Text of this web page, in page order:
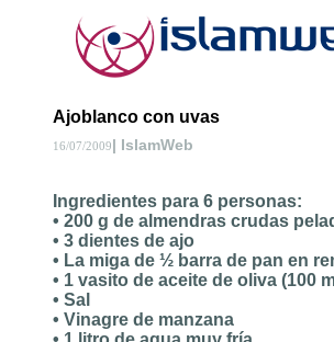
Ajoblanco con uvas
16/07/2009| IslamWeb
Ingredientes para 6 personas:
• 200 g de almendras crudas
• 3 dientes de ajo
• La miga de ½ barra de pan en
• 1 vasito de aceite de oliva (100
• Sal
• Vinagre de manzana